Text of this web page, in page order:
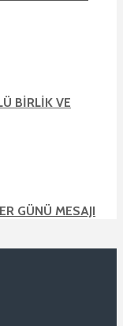
BİRLİK VE
GÜNÜ MESAJI